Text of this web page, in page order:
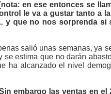
en ese entonces se
le va a gustar tanto a
y que no nos sorprenda si
salió unas semanas, ya
estima que no darán
ha alcanzado el nivel
embargo las ventas en